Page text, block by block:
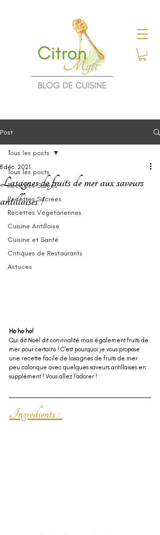
Post
Tous les posts
Recettes Salées
Recettes Sucrées
Recettes Végétariennes
Cuisine Antillaise
Cuisine et Santé
Critiques de Restaurants
Astuces
Tous les posts
Lasagnes de fruits de mer aux saveurs
antillaises !
8 déc. 2021
Ho ho ho!
Qui dit Noël dit convivialité mais également fruits de
mer pour certains ! C'est pourquoi je vous propose
une recette facile de lasagnes de fruits de mer
peu calorique avec quelques saveurs antillaises en
supplément ! Vous allez l'adorer !
Ingrédients :